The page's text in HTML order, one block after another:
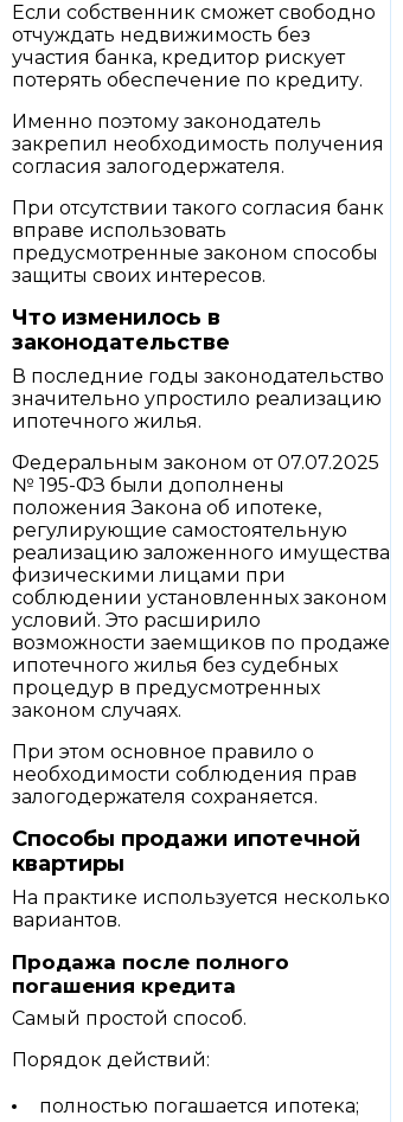
Если собственник сможет свободно
отчуждать недвижимость без
участия банка, кредитор рискует
потерять обеспечение по кредиту.
Именно поэтому законодатель
закрепил необходимость получения
согласия залогодержателя.
При отсутствии такого согласия банк
вправе использовать
предусмотренные законом способы
защиты своих интересов.
Что изменилось в
законодательстве
В последние годы законодательство
значительно упростило реализацию
ипотечного жилья.
Федеральным законом от 07.07.2025
№ 195-ФЗ были дополнены
положения Закона об ипотеке,
регулирующие самостоятельную
реализацию заложенного имущества
физическими лицами при
соблюдении установленных законом
условий. Это расширило
возможности заемщиков по продаже
ипотечного жилья без судебных
процедур в предусмотренных
законом случаях.
При этом основное правило о
необходимости соблюдения прав
залогодержателя сохраняется.
Способы продажи ипотечной
квартиры
На практике используется несколько
вариантов.
Продажа после полного
погашения кредита
Самый простой способ.
Порядок действий:
полностью погашается ипотека;